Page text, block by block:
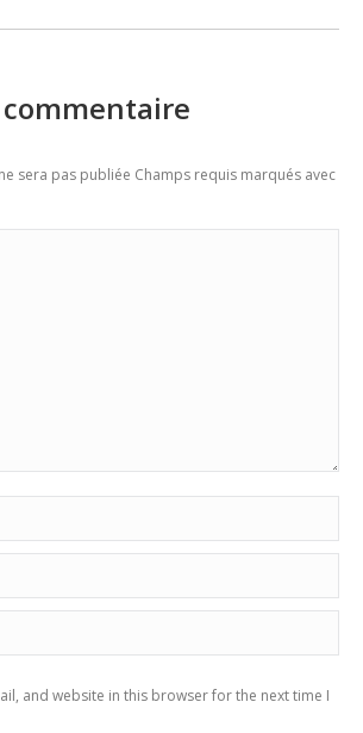
sera pas publiée Champs requis marqués avec
and website in this browser for the next time I